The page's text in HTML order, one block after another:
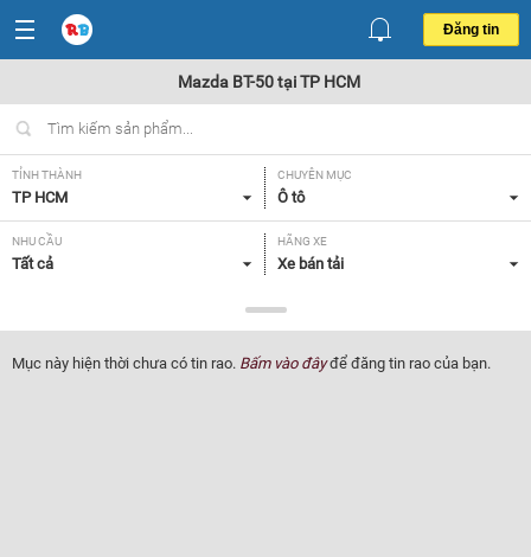
Đăng tin
Mazda BT-50 tại TP HCM
TỈNH THÀNH
TP HCM
CHUYÊN MỤC
Ô tô
NHU CẦU
Tất cả
HÃNG XE
Xe bán tải
Mazda BT-50
NĂM SẢN XUẤT
Tất cả
GIÁ XE XUẤT XỨ
Mục này hiện thời chưa có tin rao. Bấm vào đâyđể đăng tin rao của bạn.